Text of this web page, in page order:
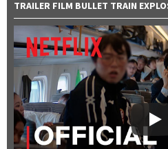
TRAILER FILM BULLET TRAIN